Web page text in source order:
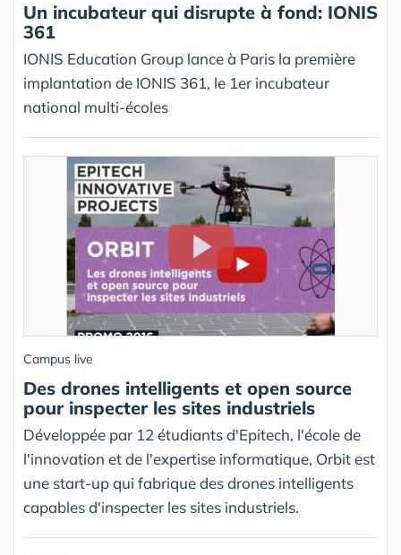
Un incubateur qui disrupte à fond: IONIS
361
IONIS Education Group lance à Paris la première
implantation de IONIS 361, le 1er incubateur
national multi-écoles
Campus live
Des drones intelligents et open source
pour inspecter les sites industriels
Développée par 12 étudiants d'Epitech, l'école de
l'innovation et de l'expertise informatique, Orbit est
une start-up qui fabrique des drones intelligents
capables d'inspecter les sites industriels.